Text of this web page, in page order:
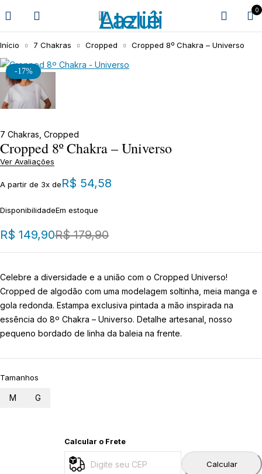
0
Início 7 Chakras Cropped Cropped 8º Chakra – Universo
-17%
7 Chakras Cropped
Cropped 8º Chakra – Universo
Ver Avaliações
A partir de 3x deR$ 54,58
DisponibilidadeEm estoque
R$179,90
R$ 149,90
Celebre a diversidade e a união com o Cropped Universo!
Cropped de algodão com uma modelagem soltinha, meia manga e
gola redonda. Estampa exclusiva pintada a mão inspirada na
essência do 8º Chakra – Universo. Detalhe artesanal, nosso
pequeno bordado de linha da baleia na frente.
Tamanhos
M G
Calcular o Frete
Calcular